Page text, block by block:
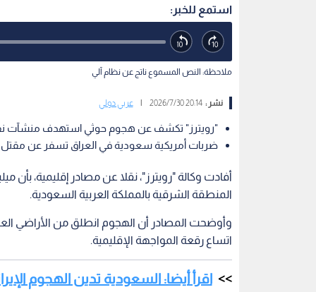
استمع للخبر:
ملاحظة: النص المسموع ناتج عن نظام آلي
نشر :20:14 2026/7/30 عربي دولي
"رويترز" تكشف عن هجوم حوثي استهدف منشآت
ضربات أمريكية سعودية في العراق تسفر عن مقتل نحو 20 مستشارا
أفادت وكالة "رويترز"، نقلا عن مصادر إقليمية،
المنطقة الشرقية بالمملكة العربية السعودية.
وأوضحت المصادر أن الهجوم انطلق من الأراضي
اتساع رقعة المواجهة الإقليمية.
اقرأ أيضا: السعودية تدين الهجوم